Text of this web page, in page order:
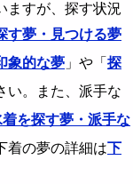
ますが、探す状況
す夢・見つける夢
象的な夢 」や「 探
い。また、派手な
を探す夢・派手な
着の夢の詳細は下